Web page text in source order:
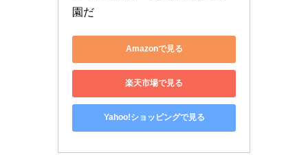
園だ
Amazonで見る
楽天市場で見る
Yahoo!ショッピングで見る